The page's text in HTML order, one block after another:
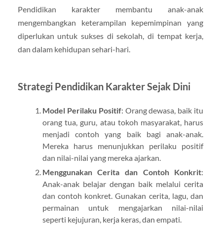
Pendidikan karakter membantu anak-anak
mengembangkan keterampilan kepemimpinan yang
diperlukan untuk sukses di sekolah, di tempat kerja,
dan dalam kehidupan sehari-hari.
Strategi Pendidikan Karakter Sejak Dini
Model Perilaku Positif: Orang dewasa, baik itu
orang tua, guru, atau tokoh masyarakat, harus
menjadi contoh yang baik bagi anak-anak.
Mereka harus menunjukkan perilaku positif
dan nilai-nilai yang mereka ajarkan.
Menggunakan Cerita dan Contoh Konkrit:
Anak-anak belajar dengan baik melalui cerita
dan contoh konkret. Gunakan cerita, lagu, dan
permainan untuk mengajarkan nilai-nilai
seperti kejujuran, kerja keras, dan empati.